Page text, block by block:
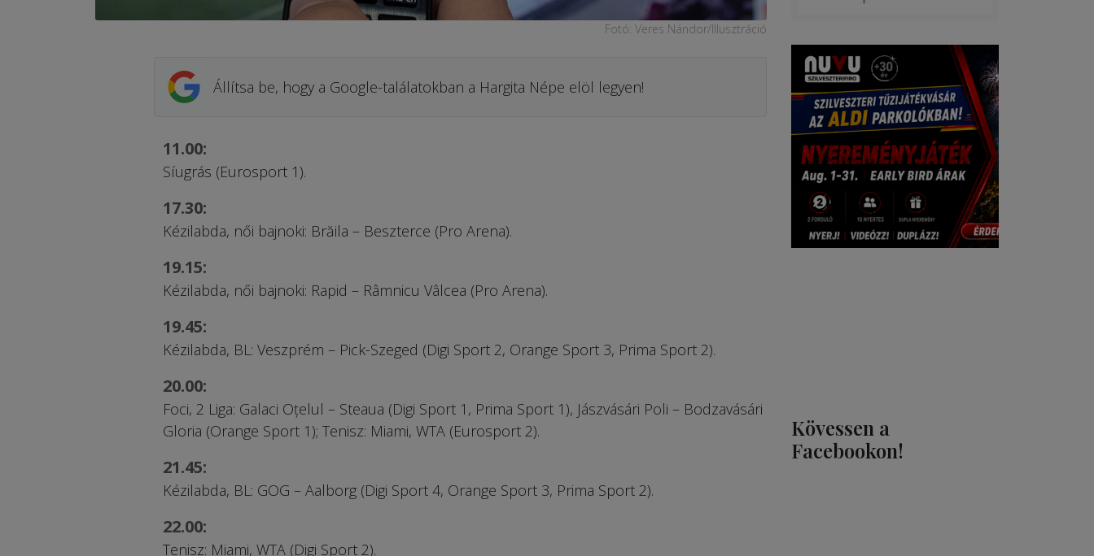
Fotó: Veres Nándor/Illusztráció
Állítsa be, hogy a Google-találatokban a Hargita Népe elöl legyen!
11.00:
Síugrás (Eurosport 1).
17.30:
Kézilabda, női bajnoki: Brăila – Beszterce (Pro Arena).
19.15:
Kézilabda, női bajnoki: Rapid – Râmnicu Vâlcea (Pro Arena).
19.45:
Kézilabda, BL: Veszprém – Pick-Szeged (Digi Sport 2, Orange Sport 3, Prima Sport 2).
20.00:
Foci, 2 Liga: Galaci Oțelul – Steaua (Digi Sport 1, Prima Sport 1), Jászvásári Poli – Bodzavásári
Gloria (Orange Sport 1); Tenisz: Miami, WTA (Eurosport 2).
21.45:
Kézilabda, BL: GOG – Aalborg (Digi Sport 4, Orange Sport 3, Prima Sport 2).
22.00:
Tenisz: Miami, WTA (Digi Sport 2).
Kövessen a
Facebookon!